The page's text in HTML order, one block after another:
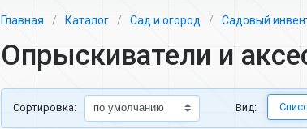
Главная Каталог Сад и огород Садовый
Опрыскиватели и
Cортировка: Вид: